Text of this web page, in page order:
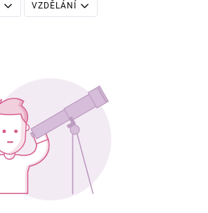
VZDĚLÁNÍ